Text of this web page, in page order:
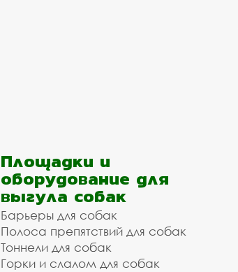
Площадки и
оборудование для
выгула собак
Барьеры для собак
Полоса препятствий для собак
Тоннели для собак
Горки и слалом для собак